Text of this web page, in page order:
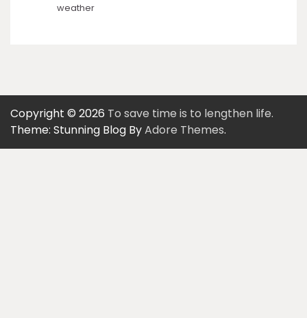
weather
Copyright © 2026 To save time is to lengthen life.
Theme: Stunning Blog ByAdore Themes.